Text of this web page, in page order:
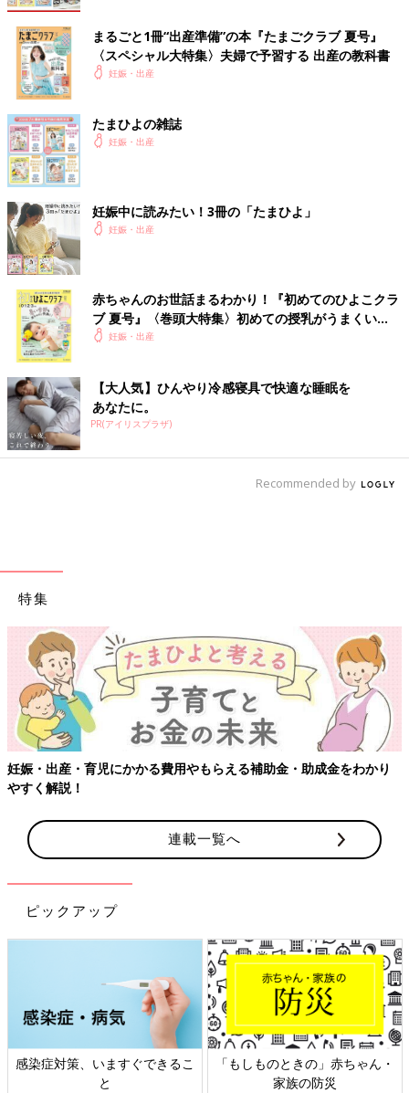
まるごと1冊“出産準備”の本『たまごクラブ 夏号』
〈スペシャル大特集〉夫婦で予習する 出産の教科書
妊娠・出産
たまひよの雑誌
妊娠・出産
妊娠中に読みたい！3冊の「たまひよ」
妊娠・出産
赤ちゃんのお世話まるわかり！『初めてのひよこクラ
ブ 夏号』〈巻頭大特集〉初めての授乳がうまくい
く！ おっぱい・ミルクの基本と夏のトラブル 解決テ
妊娠・出産
【大人気】ひんやり冷感寝具で快適な睡眠を
あなたに。
PR(アイリスプラザ)
Recommended by
特集
妊娠・出産・育児にかかる費用やもらえる補助金・助成金をわかり
やすく解説！
連載一覧へ
ピックアップ
感染症対策、いますぐできるこ
と
「もしものときの」赤ちゃん・
家族の防災